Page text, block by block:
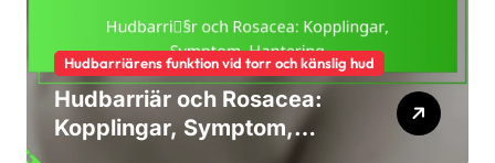
Hudbarriärens funktion vid torr och känslig hud
Hudbarriär och Rosacea:
Kopplingar, Symptom,